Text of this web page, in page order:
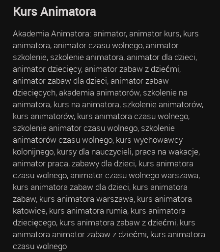
Kurs Animatora
Akademia Animatora: animator, animator kurs, kurs
animatora, animator czasu wolnego, animator
szkolenie, szkolenie animatora, animator dla dzieci,
animator dziecięcy, animator zabaw z dziećmi,
animator zabaw dla dzieci, animator zabaw
dziecięcych, akademia animatorów, szkolenie na
animatora, kurs na animatora, szkolenie animatorów,
kurs animatorów, kurs animatora czasu wolnego,
szkolenie animator czasu wolnego, szkolenie
animatorów czasu wolnego, kurs wychowawcy
kolonijnego, kursy dla nauczycieli, praca na wakacje,
animator praca, zabawy dla dzieci, kurs animatora
czasu wolnego, animator czasu wolnego warszawa,
kurs animatora zabaw dla dzieci, kurs animatora
zabaw, kurs animatora warszawa, kurs animatora
katowice, kurs animatora rumia, kurs animatora
dziecięcego, kurs animatora zabaw z dziećmi, kurs
animatora animator zabaw z dziećmi, kurs animatora
czasu wolnego